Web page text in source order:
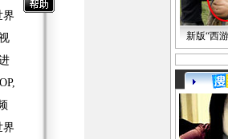
新版“西